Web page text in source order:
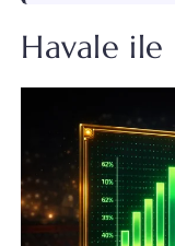
Havale ile